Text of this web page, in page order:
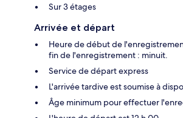
Sur 3 étages
Arrivée et départ
Heure de début de
fin de l'enregistrement : minuit.
Service de départ express
L'arrivée tardive est soumise à
Âge minimum pour effectuer